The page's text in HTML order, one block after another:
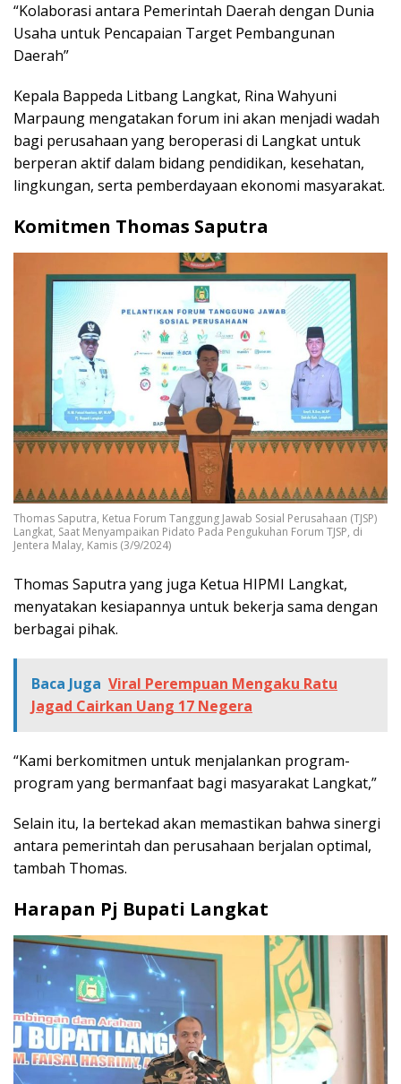
“Kolaborasi antara Pemerintah Daerah dengan Dunia
Usaha untuk Pencapaian Target Pembangunan
Daerah”
Kepala Bappeda Litbang Langkat, Rina Wahyuni
Marpaung mengatakan forum ini akan menjadi wadah
bagi perusahaan yang beroperasi di Langkat untuk
berperan aktif dalam bidang pendidikan, kesehatan,
lingkungan, serta pemberdayaan ekonomi masyarakat.
Komitmen Thomas Saputra
Thomas Saputra, Ketua Forum Tanggung Jawab Sosial Perusahaan (TJSP)
Langkat, Saat Menyampaikan Pidato Pada Pengukuhan Forum TJSP, di
Jentera Malay, Kamis (3/9/2024)
Thomas Saputra yang juga Ketua HIPMI Langkat,
menyatakan kesiapannya untuk bekerja sama dengan
berbagai pihak.
Baca Juga Viral Perempuan Mengaku Ratu
Jagad Cairkan Uang 17 Negera
“Kami berkomitmen untuk menjalankan program-
program yang bermanfaat bagi masyarakat Langkat,”
Selain itu, Ia bertekad akan memastikan bahwa sinergi
antara pemerintah dan perusahaan berjalan optimal,
tambah Thomas.
Harapan Pj Bupati Langkat